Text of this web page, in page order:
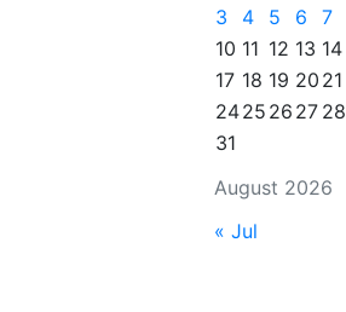
August 2026
3
4 5 6 7
10 11 12 13 14
17 18 19 20 21
2425 26 27 28
31
« Jul